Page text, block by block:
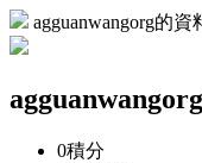
agguanwangorg的資
agguanwangorg
0積分